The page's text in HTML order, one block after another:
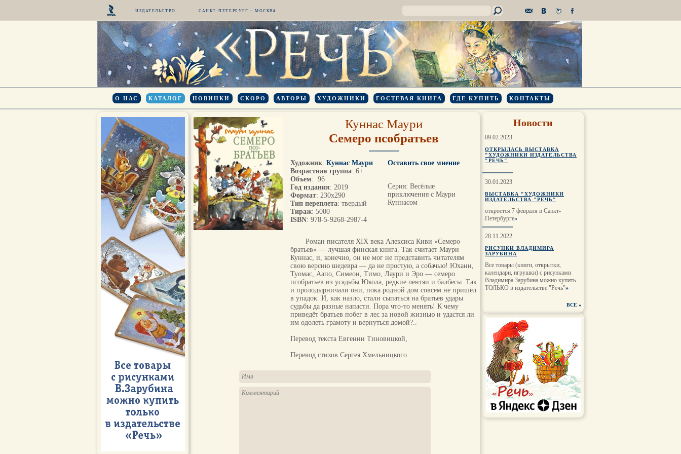
ИЗДАТЕЛЬСТВО САНКТ-ПЕТЕРБУРГ – МОСКВА
О НАС КАТАЛОГ НОВИНКИ СКОРО АВТОРЫ ХУДОЖНИКИ ГОСТЕВАЯ КНИГА ГДЕ КУПИТЬ КОНТАКТЫ
Куннас Маури
Семеро псобратьев
Художник: Куннас Маури
Возрастная группа: 6+
Объем: 96
Год издания: 2019
Формат: 230х290
Тип переплета: твердый
Тираж: 5000
ISBN: 978-5-9268-2987-4
Оставить свое мнение
Серия: Весёлые
приключения с Маури
Куннасом
Роман писателя XIX века Алексиса Киви «Семеро
братьев» — лучшая финская книга. Так считает Маури
Куннас, и, конечно, он не мог не представить читателям
свою версию шедевра — да не простую, а собачью! Юхани,
Туомас, Аапо, Симеон, Тимо, Лаури и Эро — семеро
псобратьев из усадьбы Юкола, редкие лентяи и балбесы. Так
и пролодырничали они, пока родной дом совсем не пришёл
в упадок. И, как назло, стали сыпаться на братьев удары
судьбы да разные напасти. Пора что-то менять! К чему
приведёт братьев побег в лес за новой жизнью и удастся ли
им одолеть грамоту и вернуться домой?..
Перевод текста Евгении Тиновицкой,
Перевод стихов Сергея Хмельницкого
Новости
09.02.2023
ОТКРЫЛАСЬ ВЫСТАВКА
"ХУДОЖНИКИ ИЗДАТЕЛЬСТВА
"РЕЧЬ"
30.01.2023
ВЫСТАВКА "ХУДОЖНИКИ
ИЗДАТЕЛЬСТВА "РЕЧЬ"
откроется 7 февраля в Санкт-
Петербурге»
28.11.2022
РИСУНКИ ВЛАДИМИРА
ЗАРУБИНА
Все товары (книги, открытки,
календари, игрушки) с рисунками
Владимира Зарубина можно купить
ТОЛЬКО в издательстве "Речь"»
ВСЕ »